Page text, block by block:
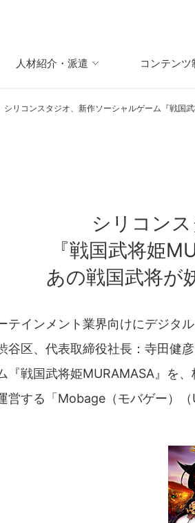
人材紹介・派遣 コンテンツ
シリコンスタジオ、新作ソーシャルゲーム『戦国
シリコン
『戦国武将姫
あの戦国武将が
テインメント業界向けにデジタ
谷区、代表取締役社長：寺田健
『戦国武将姫MURAMASA』を
営する「Mobage（モバゲー）